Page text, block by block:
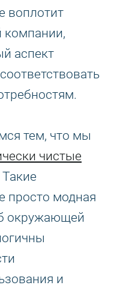
воплотит
компании,
аспект
тем, что мы
чистые
Такие
просто модная
окружающей
и